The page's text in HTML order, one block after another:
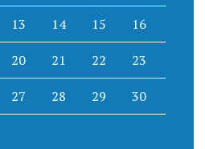
13 14 15 16
20 21 22 23
27 28 29 30